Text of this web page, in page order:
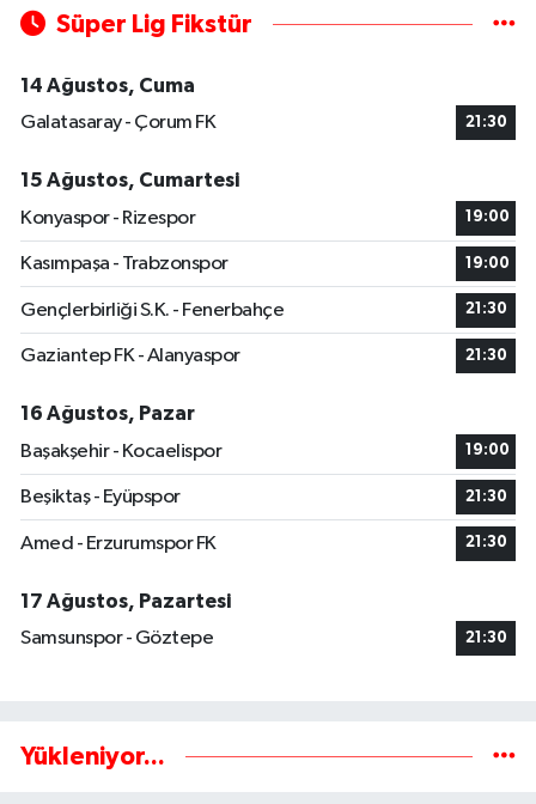
Süper Lig Fikstür
14 Ağustos, Cuma
Galatasaray - Çorum FK
21:30
15 Ağustos, Cumartesi
Konyaspor - Rizespor
19:00
Kasımpaşa - Trabzonspor 19:00
Gençlerbirliği S.K. - Fenerbahçe 21:30
Gaziantep FK - Alanyaspor 21:30
16 Ağustos, Pazar
Başakşehir - Kocaelispor
19:00
Beşiktaş - Eyüpspor 21:30
Amed - Erzurumspor FK 21:30
17 Ağustos, Pazartesi
Samsunspor - Göztepe
21:30
Yükleniyor...